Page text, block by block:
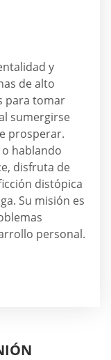
y
de alto
para tomar
sumergirse
prosperar.
hablando
disfruta de
distópica
Su misión es
personal.